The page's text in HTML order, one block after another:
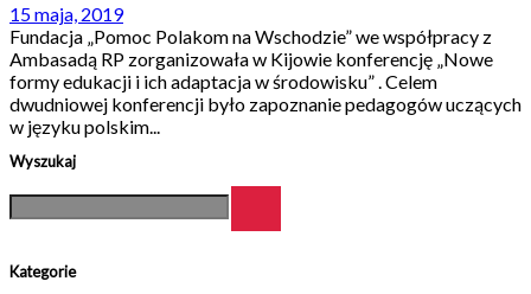
15 maja, 2019
Fundacja „Pomoc Polakom na Wschodzie” we współpracy z
Ambasadą RP zorganizowała w Kijowie konferencję „Nowe
formy edukacji i ich adaptacja w środowisku” . Celem
dwudniowej konferencji było zapoznanie pedagogów uczących
w języku polskim...
Wyszukaj
Kategorie